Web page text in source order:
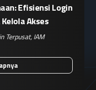
Efisiensi Login
Akses
Terpusat,IAM